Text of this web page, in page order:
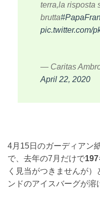
terra,la risposta
brutta
pic.twitter.com/
— Caritas
April 22, 2020
4月15日のガーディアン
で、去年の7月だけで
く見当がつきませんが
ンドのアイスバーグが溶